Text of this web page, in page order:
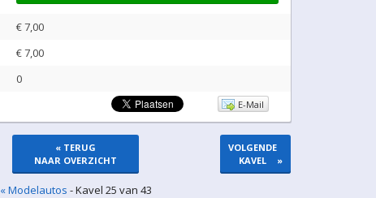
€ 7,00
€7,00
0
E-Mail
« TERUG
NAAR OVERZICHT
VOLGENDE
KAVEL
»
« Modelautos - Kavel 25 van 43